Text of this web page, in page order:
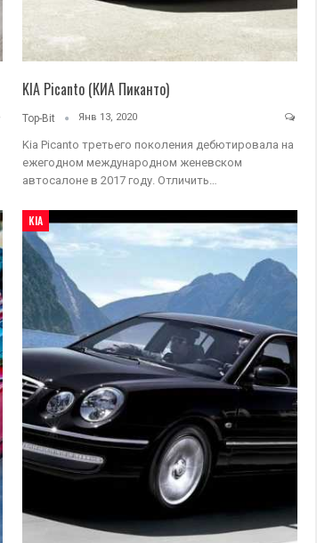
KIA Picanto (КИА Пиканто)
Top-Bit Янв 13, 2020
Kia Picanto третьего поколения дебютировала на
ежегодном международном женевском
автосалоне в 2017 году. Отличить…
KIA